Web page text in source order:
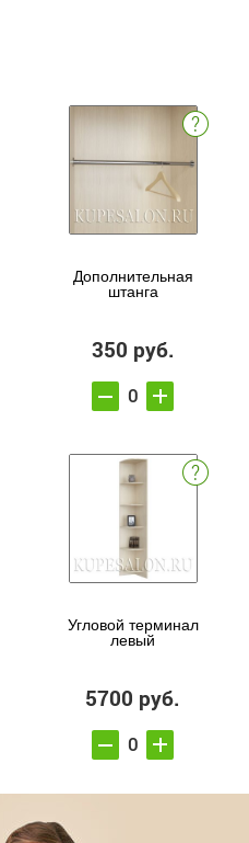
Дополнительная
штанга
350 руб.
Угловой терминал
левый
5700 руб.